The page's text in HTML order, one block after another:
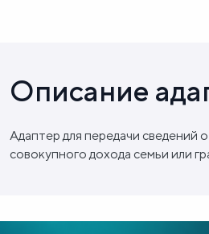
Описание
Адаптер для передачи сведений
совокупного дохода семьи или